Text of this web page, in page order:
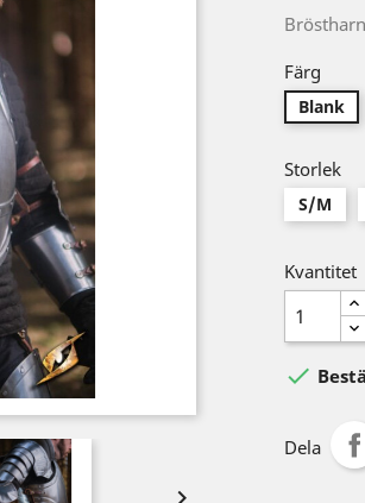
Färg
Blank
Storlek
S/M
Kvantitet

Dela